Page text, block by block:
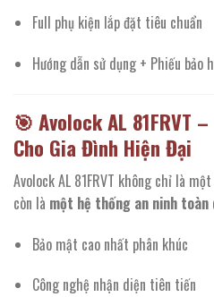
Full phụ kiện lắp đặt tiêu chuẩn
Hướng dẫn sử dụng + Phiếu bảo
🎯 Avolock AL 81FRVT
Cho Gia Đình Hiện Đại
Avolock AL 81FRVT không chỉ là
còn là một hệ thống an ninh toàn
Bảo mật cao nhất phân khúc
Công nghệ nhận diện tiên tiến